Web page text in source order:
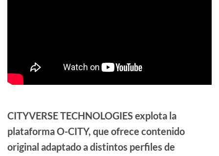
CITYVERSE TECHNOLOGIES explota la
plataforma O-CITY, que ofrece contenido
original adaptado a distintos perfiles de